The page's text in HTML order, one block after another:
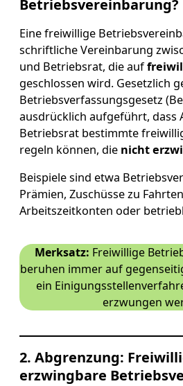
Betriebsvereinbarung?
Eine freiwillige
schriftliche Vereinbarung
und Betriebsrat, die auf
geschlossen wird. Gesetzlich
Betriebsverfassungsgesetz
ausdrücklich aufgeführt, dass
Betriebsrat bestimmte
regeln können, die nicht
Beispiele sind etwa
Prämien, Zuschüsse zu
Arbeitszeitkonten oder
Merksatz: Freiwillige
beruhen immer auf
ein
erzwungen
2. Abgrenzung:
erzwingbare